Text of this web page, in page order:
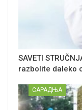
SAVETI
razbolite daleko
САРАДЊА